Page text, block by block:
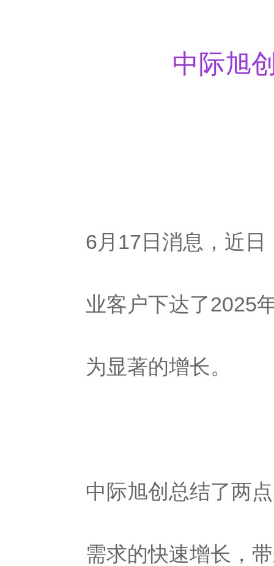
中际旭
6月17日消息，近
业客户下达了2025
为显著的增长。
中际旭创总结了两
需求的快速增长，